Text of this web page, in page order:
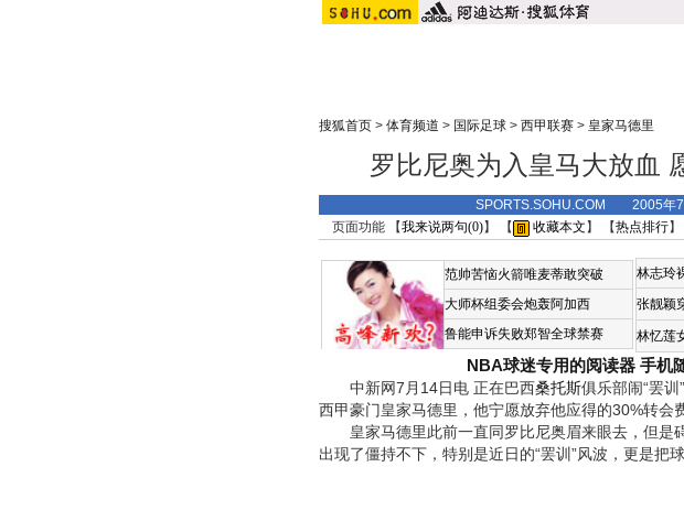
搜狐首页> 体育频道 > 国际足球> 西甲联赛> 皇家马德里
罗比尼奥为入皇马大放血
SPORTS.SOHU.COM 2005年
页面功能 【我来说两句(0)】 【 收藏本文 】 【热点排行】
范帅苦恼火箭唯麦蒂敢突破
大师杯组委会炮轰阿加西
鲁能申诉失败郑智全球禁赛
林志玲
张靓颖
林忆莲
NBA球迷专用的阅读器 手机
中新网7月14日电 正在巴西桑托斯俱乐部闹“罢
西甲豪门皇家马德里，他宁愿放弃他应得的30%转会
皇家马德里此前一直同罗比尼奥眉来眼去，但是
出现了僵持不下，特别是近日的“罢训”风波，更是把